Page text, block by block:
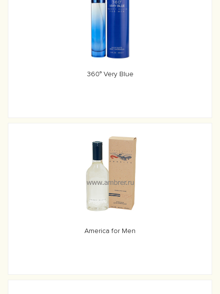
360° Very Blue
America for Men